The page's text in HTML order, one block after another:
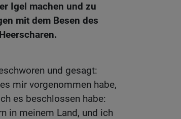
Igel machen und zu
mit dem Besen des
und gesagt:
mir vorgenommen habe,
es beschlossen habe:
in meinem Land, und ich